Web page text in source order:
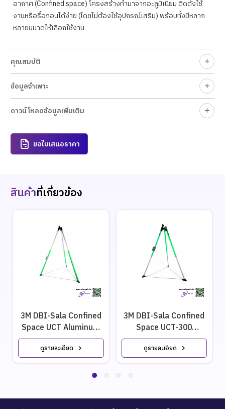
อากาศ (Confined space) โครงสร้างทำมาจากอะลูมิเนียม ติดตั้งใช้
งานหรือรื้อถอนได้ง่าย (โดยไม่ต้องใช้อุปกรณ์เสริม) พร้อมทั้งมีหลาก
หลายขนาดให้เลือกใช้งาน
คุณสมบัติ
ข้อมูลจำเพาะ
ดาวน์โหลดข้อมูลเพิ่มเติม
ขอใบเสนอราคา
สินค้าที่เกี่ยวข้อง
ดูรายละเอียด
3M DBI-Sala Confined
Space UCT Aluminum
Tripod
ดูรายละเอียด
3M DBI-Sala Confined
Space UCT-300
Aluminum Tripod